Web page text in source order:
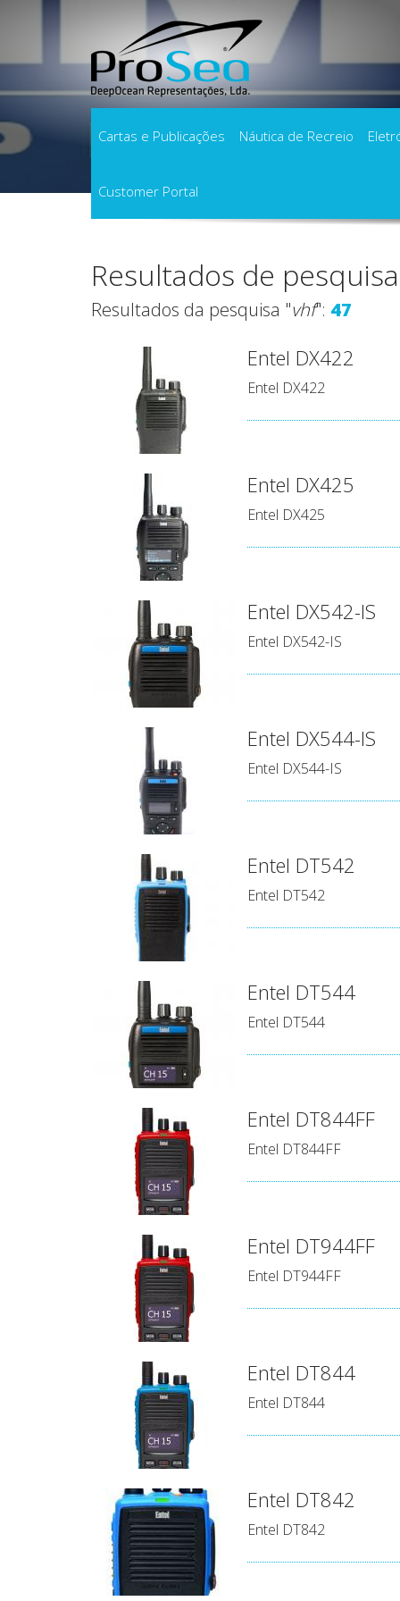
Cartas e Publicações Náutica de Recreio
Customer Portal
Resultados de pesquisa
Resultados da pesquisa "vhf": 47
Entel DX422
Entel DX422
Entel DX425
Entel DX425
Entel DX542-IS
Entel DX542-IS
Entel DX544-IS
Entel DX544-IS
Entel DT542
Entel DT542
Entel DT544
Entel DT544
Entel DT844FF
Entel DT844FF
Entel DT944FF
Entel DT944FF
Entel DT844
Entel DT844
Entel DT842
Entel DT842